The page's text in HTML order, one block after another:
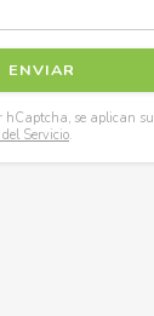
hCaptcha, se aplican su
Servicio.